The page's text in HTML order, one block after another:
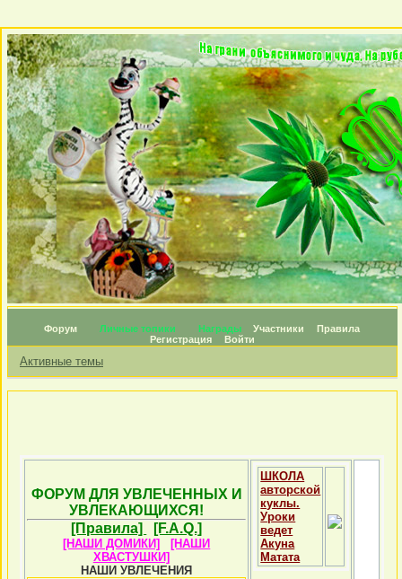
Форум Личные топики Награды Участники
Правила
Регистрация
Войти
Активные темы
ФОРУМ ДЛЯ УВЛЕЧЕННЫХ И
УВЛЕКАЮЩИХСЯ!
[Правила]
[F.A.Q.]
[НАШИ ДОМИКИ]
[НАШИ
ХВАСТУШКИ]
НАШИ УВЛЕЧЕНИЯ
ШКОЛА
авторской
куклы.
Уроки
ведет
Акуна
Матата